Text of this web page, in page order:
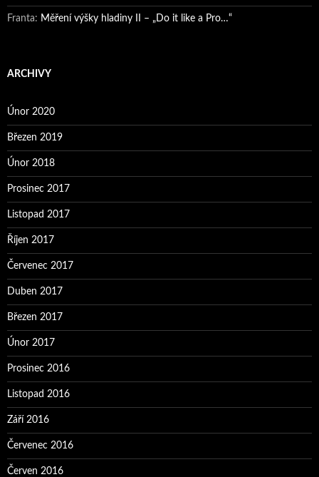
Franta: Měření výšky hladiny II – „Do it like a Pro…“
ARCHIVY
Únor 2020
Březen 2019
Únor 2018
Prosinec 2017
Listopad 2017
Říjen 2017
Červenec 2017
Duben 2017
Březen 2017
Únor 2017
Prosinec 2016
Listopad 2016
Září 2016
Červenec 2016
Červen 2016